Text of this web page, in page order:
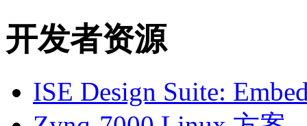
开发者资源
ISE Design Suite: